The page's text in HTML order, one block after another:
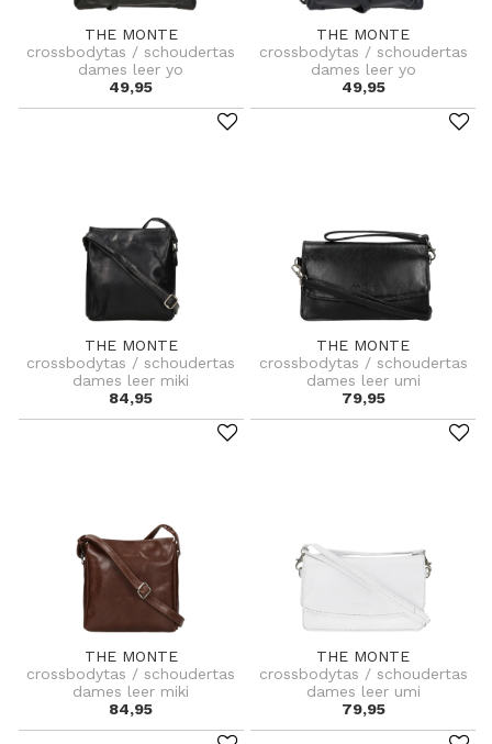
THE MONTE
crossbodytas / schoudertas
dames leer yo
49,95
THE MONTE
crossbodytas / schoudertas
dames leer yo
49,95
THE MONTE
crossbodytas / schoudertas
dames leer miki
84,95
THE MONTE
crossbodytas / schoudertas
dames leer umi
79,95
THE MONTE
crossbodytas / schoudertas
dames leer miki
84,95
THE MONTE
crossbodytas / schoudertas
dames leer umi
79,95